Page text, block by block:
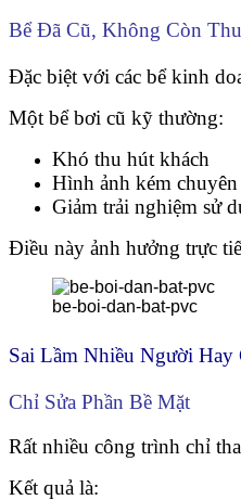
Bể Đã Cũ, Không Còn
Đặc biệt với các bể kinh
Một bể bơi cũ kỹ thường:
Khó thu hút khách
Hình ảnh kém
Giảm trải nghiệm sử
Điều này ảnh hưởng trực
be-boi-dan-bat-pvc
Sai Lầm Nhiều Người
Chỉ Sửa Phần Bề Mặt
Rất nhiều công trình chỉ
Kết quả là: